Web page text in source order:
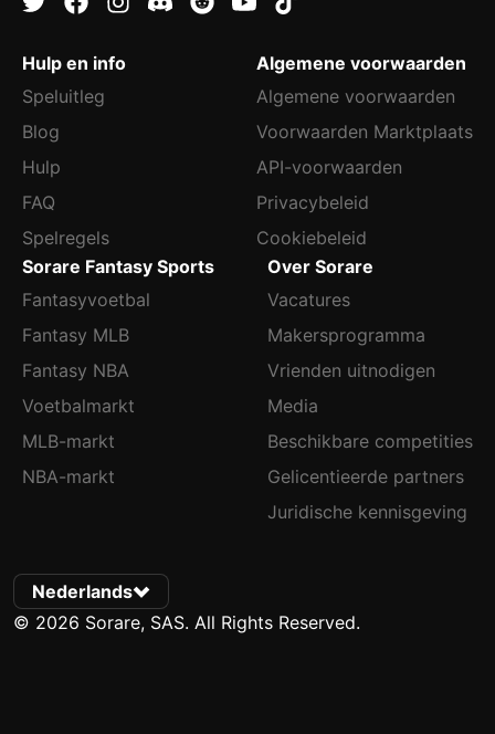
Hulp en info
Speluitleg
Blog
Hulp
FAQ
Spelregels
Algemene voorwaarden
Algemene voorwaarden
Voorwaarden Marktplaats
API-voorwaarden
Privacybeleid
Cookiebeleid
Sorare Fantasy Sports
Fantasyvoetbal
Fantasy MLB
Fantasy NBA
Voetbalmarkt
MLB-markt
NBA-markt
Over Sorare
Vacatures
Makersprogramma
Vrienden uitnodigen
Media
Beschikbare competities
Gelicentieerde partners
Juridische kennisgeving
Nederlands
© 2026 Sorare, SAS. All Rights Reserved.